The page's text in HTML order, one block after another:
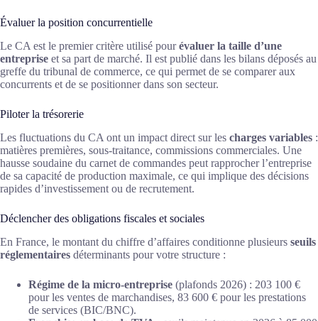
Évaluer la position concurrentielle
Le CA est le premier critère utilisé pourévaluer la taille d’une
entreprise et sa part de marché. Il est publié dans les bilans déposés au
greffe du tribunal de commerce, ce qui permet de se comparer aux
concurrents et de se positionner dans son secteur.
Piloter la trésorerie
Les fluctuations du CA ont un impact direct sur les charges variables :
matières premières, sous-traitance, commissions commerciales. Une
hausse soudaine du carnet de commandes peut rapprocher l’entreprise
de sa capacité de production maximale, ce qui implique des décisions
rapides d’investissement ou de recrutement.
Déclencher des obligations fiscales et sociales
En France, le montant du chiffre d’affaires conditionne plusieurs seuils
réglementaires déterminants pour votre structure :
Régime de la micro-entreprise (plafonds 2026) : 203 100 €
pour les ventes de marchandises, 83 600 € pour les prestations
de services (BIC/BNC).